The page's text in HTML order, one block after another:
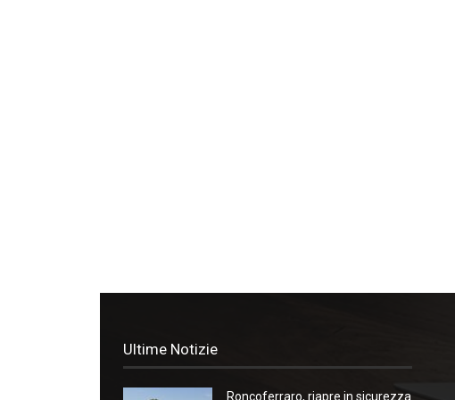
Ultime Notizie
Roncoferraro, riapre in sicurezza